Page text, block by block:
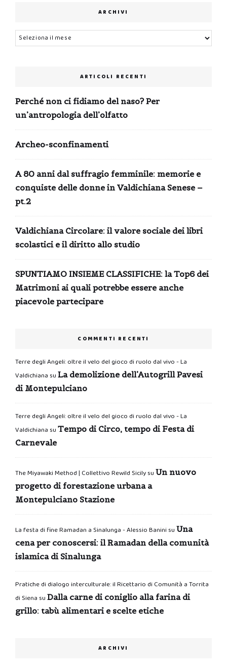
ARCHIVI
Archivi
ARTICOLI RECENTI
Perché non ci fidiamo del naso? Per
un’antropologia dell’olfatto
Archeo-sconfinamenti
A 80 anni dal suffragio femminile: memorie e
conquiste delle donne in Valdichiana Senese –
pt.2
Valdichiana Circolare: il valore sociale dei libri
scolastici e il diritto allo studio
SPUNTIAMO INSIEME CLASSIFICHE: la Top6 dei
Matrimoni ai quali potrebbe essere anche
piacevole partecipare
COMMENTI RECENTI
Terre degli Angeli: oltre il velo del gioco di ruolo dal vivo - La
Valdichiana su La demolizione dell’Autogrill Pavesi
di Montepulciano
Terre degli Angeli: oltre il velo del gioco di ruolo dal vivo - La
Valdichiana su Tempo di Circo, tempo di Festa di
Carnevale
The Miyawaki Method | Collettivo Rewild Sicilysu Un nuovo
progetto di forestazione urbana a
Montepulciano Stazione
La festa di fine Ramadan a Sinalunga - Alessio Banini su Una
cena per conoscersi: il Ramadan della comunità
islamica di Sinalunga
Pratiche di dialogo interculturale: il Ricettario di Comunità a Torrita
di Siena su Dalla carne di coniglio alla farina di
grillo: tabù alimentari e scelte etiche
ARCHIVI